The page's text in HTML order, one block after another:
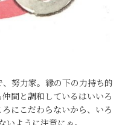
努力家。縁の下の力持ち的
間と調和しているはいいろ
にこだわらないから、いろ
いように注意にゃ。